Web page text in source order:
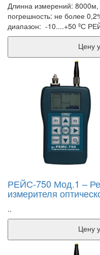
Длинна измерений:
погрешность: не более
диапазон: -10....+50 ºС
РЕЙС-750 Мод.1 –
измерителя
..